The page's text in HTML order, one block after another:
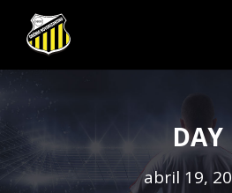
DAY
abril 19,